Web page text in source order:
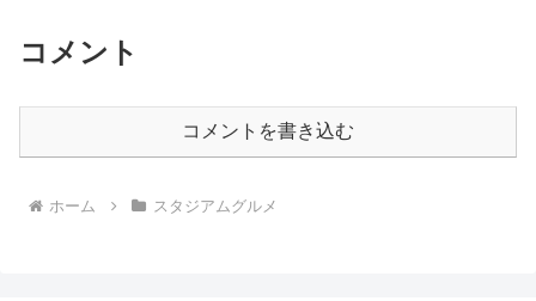
コメント
コメントを書き込む
ホーム スタジアムグルメ